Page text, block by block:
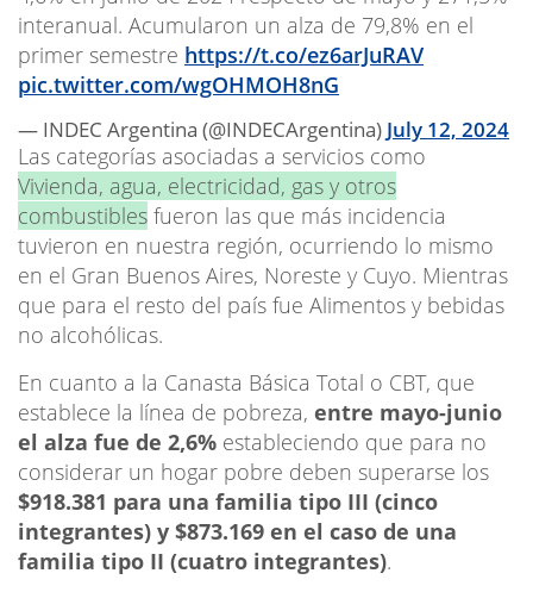
interanual. Acumularon un alza de 79,8% en el
primer semestre https://t.co/ez6arJuRAV
pic.twitter.com/wgOHMOH8nG
— INDEC Argentina (@INDECArgentina) July 12, 2024
Las categorías asociadas a servicios como
Vivienda, agua, electricidad, gas y otros
combustibles fueron las que más incidencia
tuvieron en nuestra región, ocurriendo lo mismo
en el Gran Buenos Aires, Noreste y Cuyo. Mientras
que para el resto del país fue Alimentos y bebidas
no alcohólicas.
En cuanto a la Canasta Básica Total o CBT, que
establece la línea de pobreza, entre mayo-junio
el alza fue de 2,6% estableciendo que para no
considerar un hogar pobre deben superarse los
$918.381 para una familia tipo III (cinco
integrantes) y $873.169 en el caso de una
familia tipo II (cuatro integrantes).